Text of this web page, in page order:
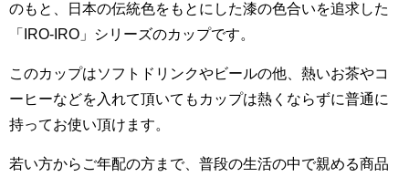
のもと、日本の伝統色をもとにした漆の色合いを追求した
「IRO-IRO」シリーズのカップです。
このカップはソフトドリンクやビールの他、熱いお茶やコ
ーヒーなどを入れて頂いてもカップは熱くならずに普通に
持ってお使い頂けます。
若い方からご年配の方まで、普段の生活の中で親める商品